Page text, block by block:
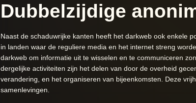
Dubbelzijdige
Naast de schaduwrijke kanten heeft het darkweb ook enkele
in landen waar de reguliere media en het internet streng
darkweb om informatie uit te wisselen en te communiceren
dergelijke activiteiten zijn het delen van door de overheid
verandering, en het organiseren van bijeenkomsten. Deze
samenlevingen.